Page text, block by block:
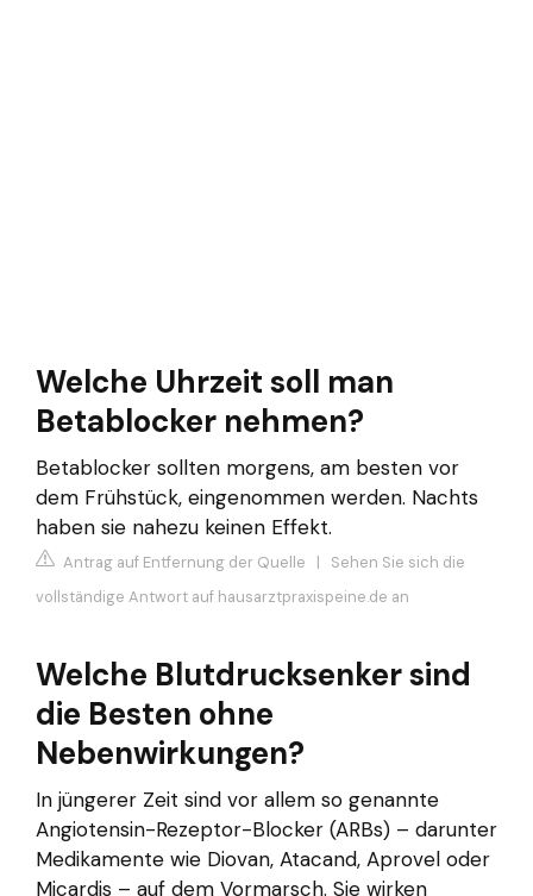
Welche Uhrzeit soll man
Betablocker nehmen?
Betablocker sollten morgens, am besten vor
dem Frühstück, eingenommen werden. Nachts
haben sie nahezu keinen Effekt.
Antrag auf Entfernung der Quelle | Sehen Sie sich die
vollständige Antwort auf hausarztpraxispeine.de an
Welche Blutdrucksenker sind
die Besten ohne
Nebenwirkungen?
In jüngerer Zeit sind vor allem so genannte
Angiotensin-Rezeptor-Blocker (ARBs) – darunter
Medikamente wie Diovan, Atacand, Aprovel oder
Micardis – auf dem Vormarsch. Sie wirken